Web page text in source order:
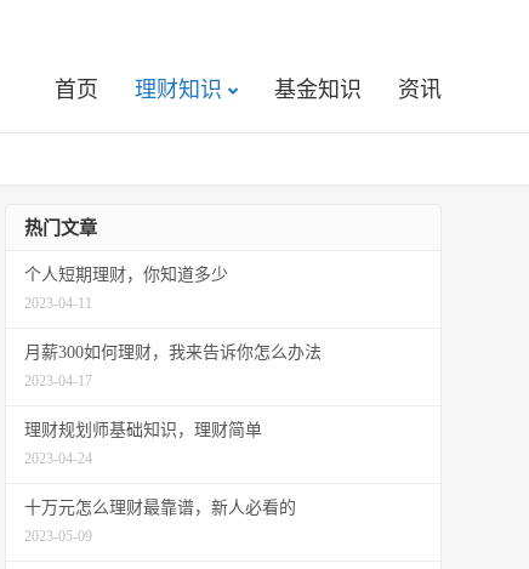
首页 理财知识 基金知识 资讯
热门文章
个人短期理财，你知道多少
2023-04-11
月薪300如何理财，我来告诉你怎么办法
2023-04-17
理财规划师基础知识，理财简单
2023-04-24
十万元怎么理财最靠谱，新人必看的
2023-05-09